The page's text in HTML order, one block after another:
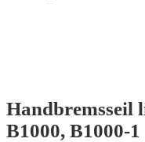
Handbremsseil
B1000, B1000-1